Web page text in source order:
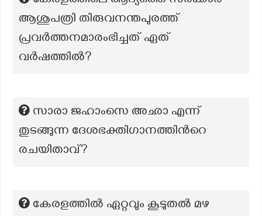
ആശുപത്രി തിരുവനന്തപുരത്ത്
പ്രവർത്തനമാരംഭിച്ചത് ഏത്
വർഷത്തിൽ?
സാരാ ജഹാംസെ അഛാ എന്ന്
തുടങ്ങുന്ന ദേശഭക്തിഗാനത്തിന്‍റെ
രചയിതാവ്?
കേരളത്തിൽ ഏറ്റവും കൂടുതൽ മഴ